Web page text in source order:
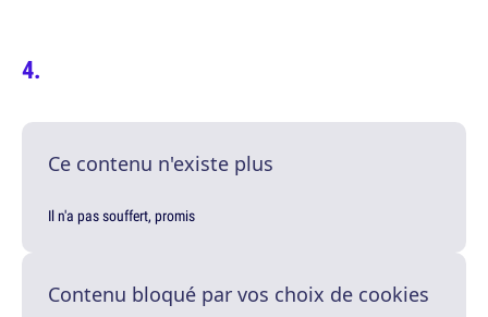
Ce contenu n'existe plus
Il n'a pas souffert, promis
Contenu bloqué par vos choix de cookies